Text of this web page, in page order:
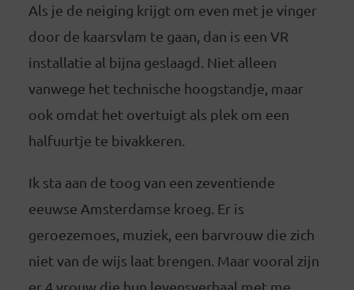
Als je de neiging krijgt om even met je vinger
door de kaarsvlam te gaan, dan is een VR
installatie al bijna geslaagd. Niet alleen
vanwege het technische hoogstandje, maar
ook omdat het overtuigt als plek om een
halfuurtje te bivakkeren.
Ik sta aan de toog van een zeventiende
eeuwse Amsterdamse kroeg. Er is
geroezemoes, muziek, een barvrouw die zich
niet van de wijs laat brengen. Maar vooral zijn
er 4 vrouw die hun levensverhaal met me